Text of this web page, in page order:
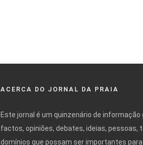
ACERCA DO JORNAL DA PRAIA
Este jornal é um quinzenário de
factos, opiniões, debates, ideias, pessoas,
domínios que possam ser importantes